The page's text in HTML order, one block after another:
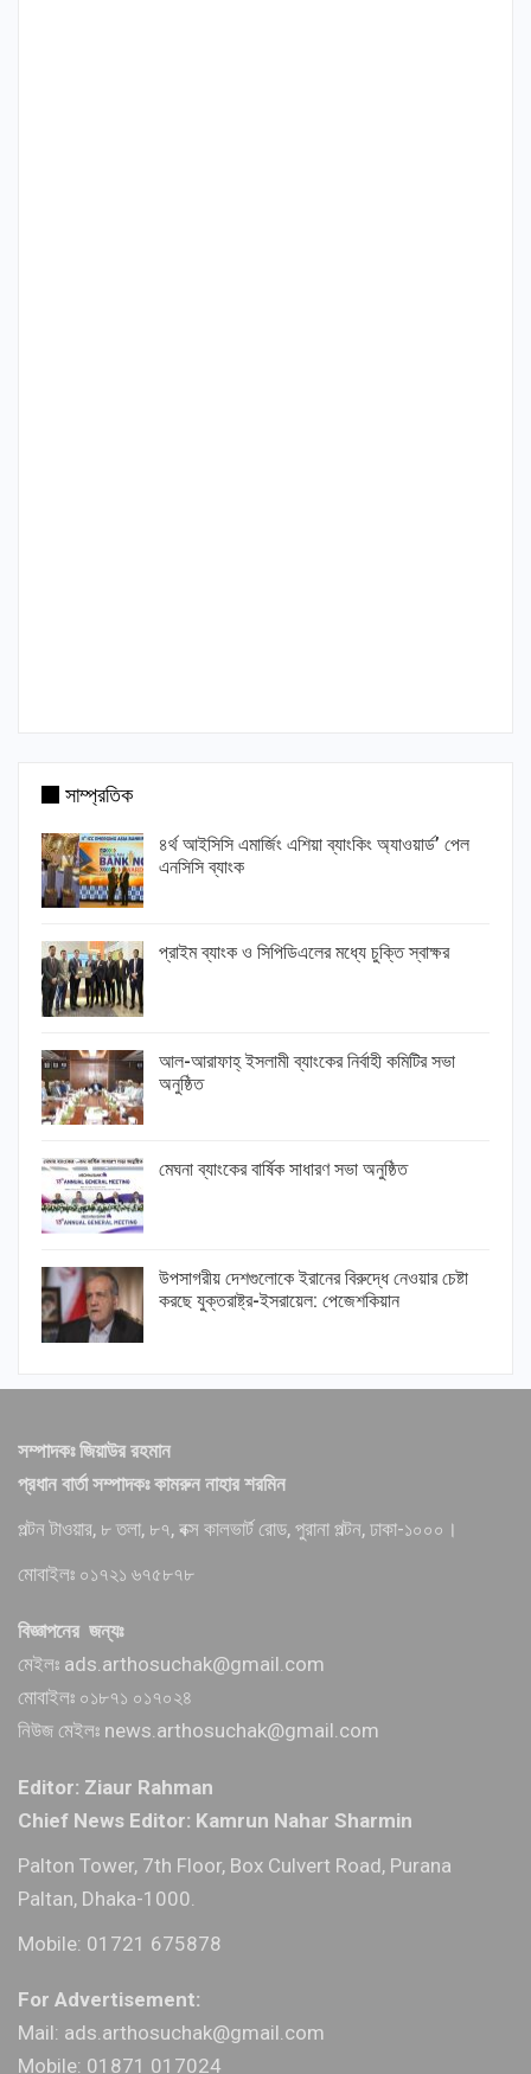
সাম্প্রতিক
৪র্থ আইসিসি এমার্জিং এশিয়া ব্যাংকিং অ্যাওয়ার্ড’ পেল
এনসিসি ব্যাংক
প্রাইম ব্যাংক ও সিপিডিএলের মধ্যে চুক্তি স্বাক্ষর
আল-আরাফাহ্ ইসলামী ব্যাংকের নির্বাহী কমিটির সভা
অনুষ্ঠিত
মেঘনা ব্যাংকের বার্ষিক সাধারণ সভা অনুষ্ঠিত
উপসাগরীয় দেশগুলোকে ইরানের বিরুদ্ধে নেওয়ার চেষ্টা
করছে যুক্তরাষ্ট্র-ইসরায়েল: পেজেশকিয়ান
সম্পাদকঃ জিয়াউর রহমান
প্রধান বার্তা সম্পাদকঃ কামরুন নাহার শরমিন
পল্টন টাওয়ার, ৮ তলা, ৮৭, বক্স কালভার্ট রোড, পুরানা পল্টন, ঢাকা-১০০০।
মোবাইলঃ ০১৭২১ ৬৭৫৮৭৮
বিজ্ঞাপনের জন্যঃ
মেইলঃ ads.arthosuchak@gmail.com
মোবাইলঃ ০১৮৭১ ০১৭০২৪
নিউজ মেইলঃ news.arthosuchak@gmail.com
Editor: Ziaur Rahman
Chief News Editor: Kamrun Nahar Sharmin
Palton Tower, 7th Floor, Box Culvert Road, Purana
Paltan, Dhaka-1000.
Mobile: 01721 675878
For Advertisement:
Mail: ads.arthosuchak@gmail.com
Mobile: 01871 017024